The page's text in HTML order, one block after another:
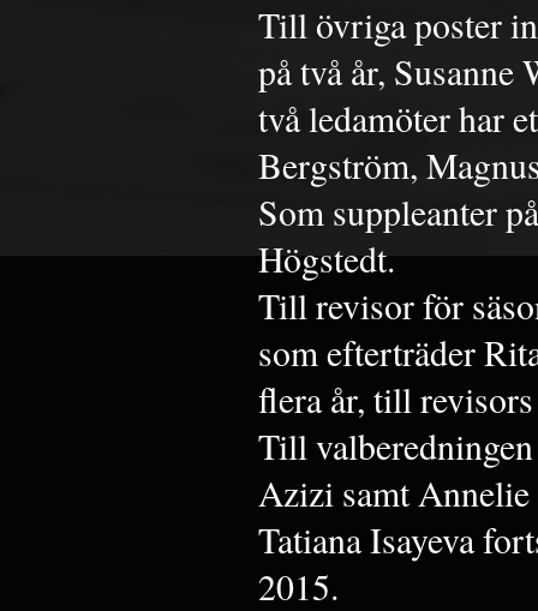
Till övriga poster
på två år, Susanne
två ledamöter har
Bergström,
Som suppleanter
Högstedt.
Till revisor för
som efterträder
flera år, till
Till
Azizi samt
Tatiana Isayeva
2015.